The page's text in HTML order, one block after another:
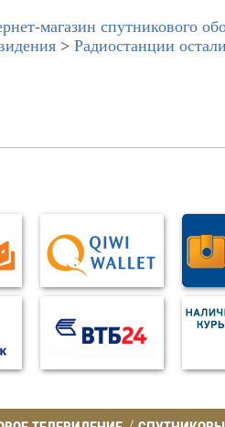
магазин спутникового
> Радиостанции